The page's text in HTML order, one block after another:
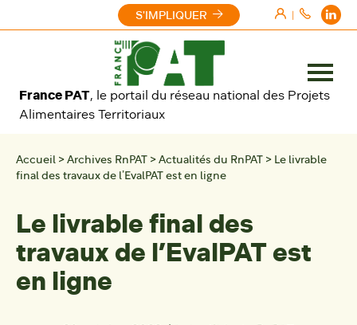
|
France PAT, le portail du réseau national des Projets
Alimentaires Territoriaux
S'IMPLIQUER
Ouvrir
le
Accueil > Archives RnPAT > Actualités du RnPAT > Le livrable
final des travaux de l’EvalPAT est en ligne
Le livrable final des
travaux de l’EvalPAT est
en ligne